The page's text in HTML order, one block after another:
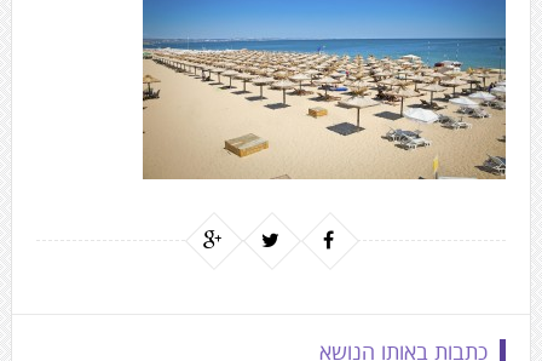
area
כתבות באותו הנושא